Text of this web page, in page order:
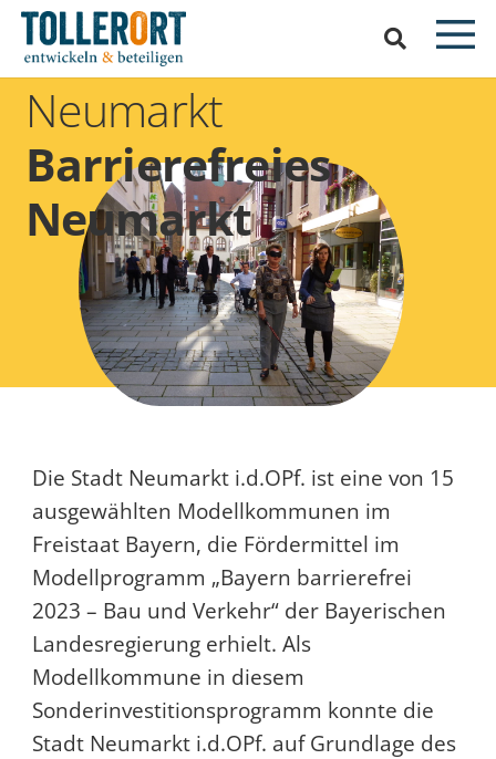
Neumarkt
Barrierefreies
Neumarkt
Die Stadt Neumarkt i.d.OPf. ist eine von 15
ausgewählten Modellkommunen im
Freistaat Bayern, die Fördermittel im
Modellprogramm „Bayern barrierefrei
2023 – Bau und Verkehr“ der Bayerischen
Landesregierung erhielt. Als
Modellkommune in diesem
Sonderinvestitionsprogramm konnte die
Stadt Neumarkt i.d.OPf. auf Grundlage des